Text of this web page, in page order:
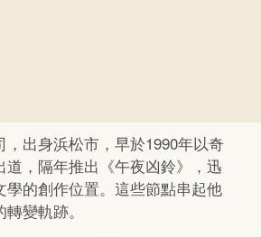
，出身浜松市，早於1990年以奇
道，隔年推出《午夜凶鈴》，迅
學的創作位置。這些節點串起他
變軌跡。